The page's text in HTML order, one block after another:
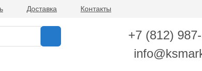
Доставка Контакты
+7 (812)